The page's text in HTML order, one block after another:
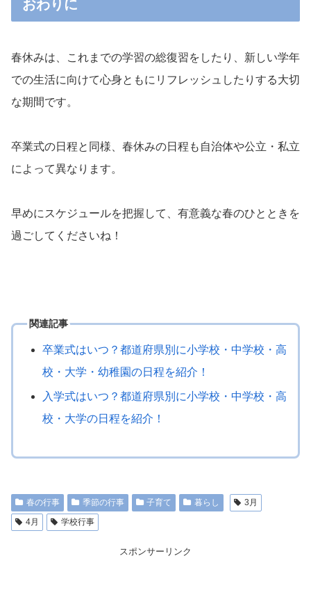
おわりに
春休みは、これまでの学習の総復習をしたり、新しい学年
での生活に向けて心身ともにリフレッシュしたりする大切
な期間です。
卒業式の日程と同様、春休みの日程も自治体や公立・私立
によって異なります。
早めにスケジュールを把握して、有意義な春のひとときを
過ごしてくださいね！
関連記事
卒業式はいつ？都道府県別に小学校・中学校・高
校・大学・幼稚園の日程を紹介！
入学式はいつ？都道府県別に小学校・中学校・高
校・大学の日程を紹介！
春の行事 季節の行事 子育て 暮らし
3月
4月
学校行事
スポンサーリンク